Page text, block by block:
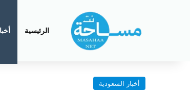
الرئيسية
أخبار السعودية